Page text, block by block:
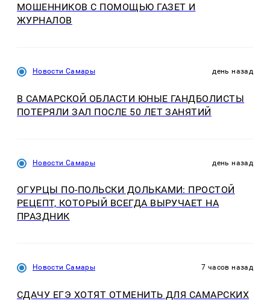
МОШЕННИКОВ С ПОМОЩЬЮ ГАЗЕТ И
ЖУРНАЛОВ
Новости Самары день назад
В САМАРСКОЙ ОБЛАСТИ ЮНЫЕ ГАНДБОЛИСТЫ
ПОТЕРЯЛИ ЗАЛ ПОСЛЕ 50 ЛЕТ ЗАНЯТИЙ
Новости Самары день назад
ОГУРЦЫ ПО‑ПОЛЬСКИ ДОЛЬКАМИ: ПРОСТОЙ
РЕЦЕПТ, КОТОРЫЙ ВСЕГДА ВЫРУЧАЕТ НА
ПРАЗДНИК
Новости Самары 7 часов назад
СДАЧУ ЕГЭ ХОТЯТ ОТМЕНИТЬ ДЛЯ САМАРСКИХ